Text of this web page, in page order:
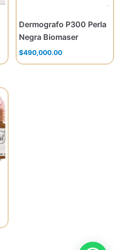
Dermografo P300 Perla
Negra Biomaser
$490,000.00